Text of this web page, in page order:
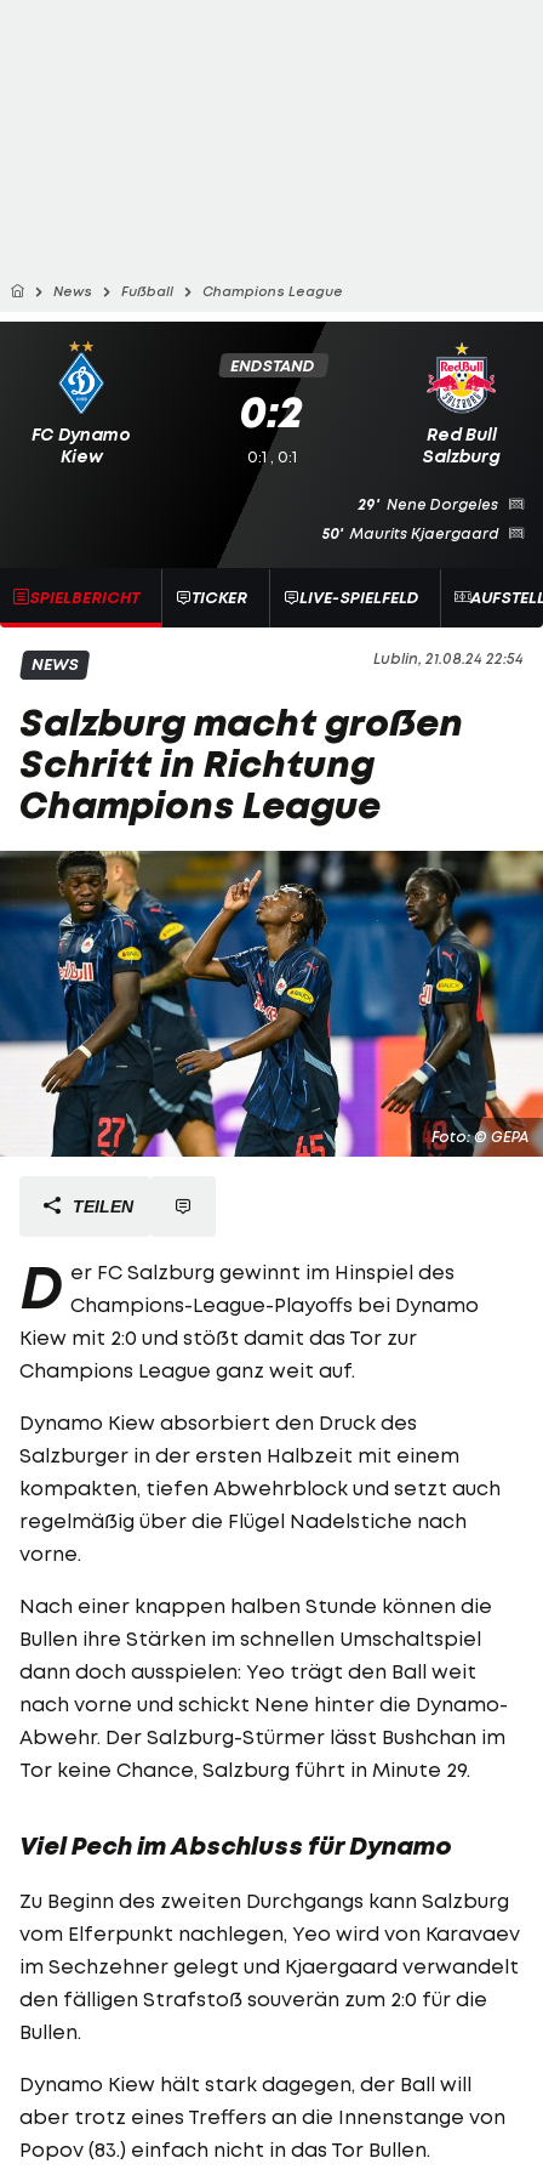
News Fußball Champions League
FC Dynamo
Kiew
Red Bull
Salzburg
ENDSTAND
0:2
0:1 , 0:1
29' Nene Dorgeles
50' Maurits Kjaergaard
SPIELBERICHT TICKER LIVE-SPIELFELD
Lublin, 21.08.24 22:54
NEWS
Salzburg macht großen
Schritt in Richtung
Champions League
Foto: © GEPA
TEILEN
D er FC Salzburg gewinnt im Hinspiel des
Champions-League-Playoffs bei Dynamo
Kiew mit 2:0 und stößt damit das Tor zur
Champions League ganz weit auf.
Dynamo Kiew absorbiert den Druck des
Salzburger in der ersten Halbzeit mit einem
kompakten, tiefen Abwehrblock und setzt auch
regelmäßig über die Flügel Nadelstiche nach
vorne.
Nach einer knappen halben Stunde können die
Bullen ihre Stärken im schnellen Umschaltspiel
dann doch ausspielen: Yeo trägt den Ball weit
nach vorne und schickt Nene hinter die Dynamo-
Abwehr. Der Salzburg-Stürmer lässt Bushchan im
Tor keine Chance, Salzburg führt in Minute 29.
Viel Pech im Abschluss für Dynamo
Zu Beginn des zweiten Durchgangs kann Salzburg
vom Elferpunkt nachlegen, Yeo wird von Karavaev
im Sechzehner gelegt und Kjaergaard verwandelt
den fälligen Strafstoß souverän zum 2:0 für die
Bullen.
Dynamo Kiew hält stark dagegen, der Ball will
aber trotz eines Treffers an die Innenstange von
Popov (83.) einfach nicht in das Tor Bullen.